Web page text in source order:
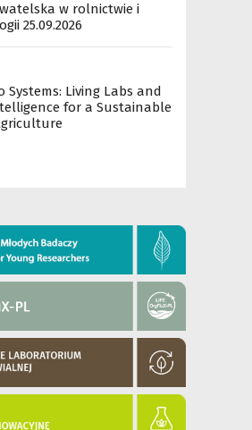
w rolnictwie i
25.09.2026
Systems: Living Labs and
for a Sustainable